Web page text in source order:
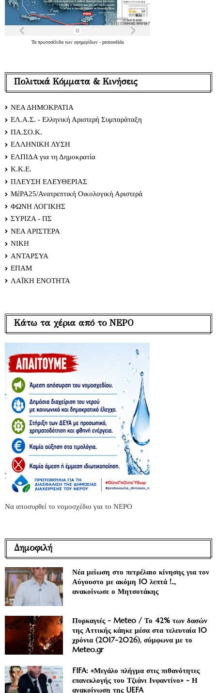
Τα πρωτοσέλιδα των εφημερίδων - protoselida
Πολιτικά Κόμματα & Κινήσεις
ΝΕΑ ΔΗΜΟΚΡΑΤΙΑ
ΕΛ.Α.Σ. - Ελληνική Αριστερή Συμπαράταξη
ΠΑ.ΣΟ.Κ.
ΕΛΛΗΝΙΚΗ ΛΥΣΗ
ΕΛΠΙΔΑ για τη Δημοκρατία
Κ.Κ.Ε.
ΠΛΕΥΣΗ ΕΛΕΥΘΕΡΙΑΣ
ΜέΡΑ25/Ανατρεπτική Οικολογική Αριστερά
ΦΩΝΗ ΛΟΓΙΚΗΣ
ΣΥΡΙΖΑ - ΠΣ
ΝΕΑ ΑΡΙΣΤΕΡΑ
ΝΙΚΗ
ΑΝΤΑΡΣΥΑ
ΕΠΑΜ
ΛΑΪΚΗ ΕΝΟΤΗΤΑ
Κάτω τα χέρια από το ΝΕΡΟ
Να αποσυρθεί το νομοσχέδιο για το ΝΕΡΟ
Δημοφιλή
Νέα μείωση στο πετρέλαιο κίνησης για τον
Αύγουστο με ακόμη 10 λεπτά !..,
ανακοίνωσε ο Μητσοτάκης
Πυρκαγιές - Meteo / Το 42% των δασών
της Αττικής κάηκε μέσα στα τελευταία 10
χρόνια (2017-2026), σύμφωνα με το
Meteo.gr
FIFA: «Μεγάλο πλήγμα στις πιθανότητες
επανεκλογής του Τζιάνι Ινφαντίνο» - Η
ανακοίνωση της UEFA